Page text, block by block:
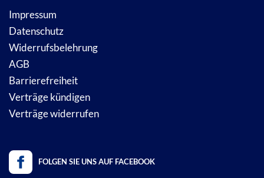
Impressum
Datenschutz
Widerrufsbelehrung
AGB
Barrierefreiheit
Verträge kündigen
Verträge widerrufen
FOLGEN SIE UNS AUF FACEBOOK